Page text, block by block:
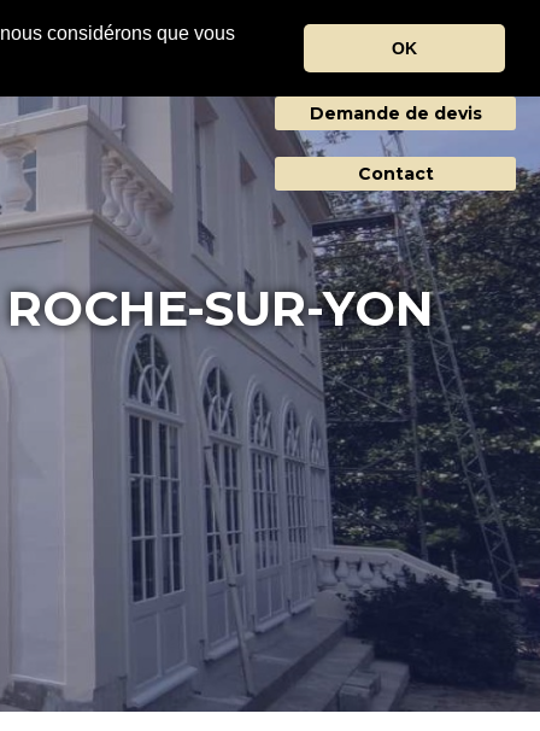
considérons que vous
OK
Agences
Demande de devis
Contact
SUR-YON